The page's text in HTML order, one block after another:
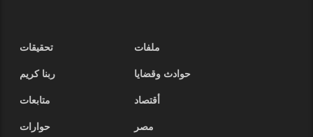
ملفات
تحقيقات
حوادث وقضايا
ربنا كريم
أقتصاد
متابعات
مصر
حوارات